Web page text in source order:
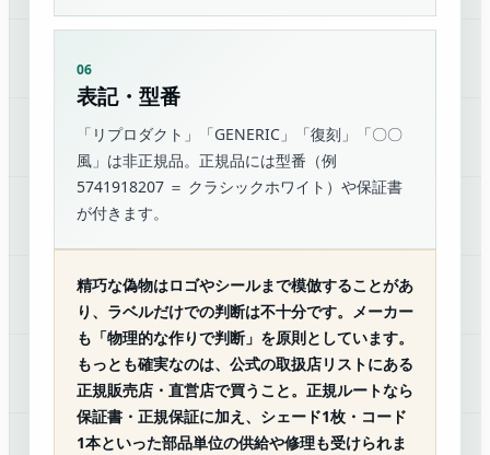
06
表記・型番
「リプロダクト」「GENERIC」「復刻」「〇〇
風」は非正規品。正規品には型番（例
5741918207 ＝ クラシックホワイト）や保証書
が付きます。
精巧な偽物はロゴやシールまで模倣することがあ
り、ラベルだけでの判断は不十分です。メーカー
も「物理的な作りで判断」を原則としています。
もっとも確実なのは、公式の取扱店リストにある
正規販売店・直営店で買うこと。正規ルートなら
保証書・正規保証に加え、シェード1枚・コード
1本といった部品単位の供給や修理も受けられま